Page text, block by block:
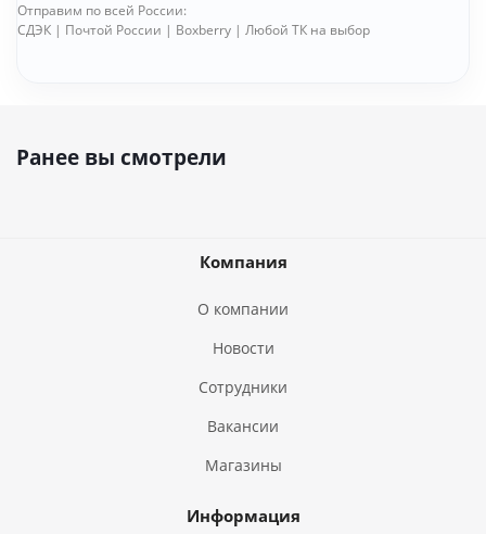
Отправим по всей России:
СДЭК | Почтой России | Boxberry | Любой ТК на выбор
Ранее вы смотрели
Компания
О компании
Новости
Сотрудники
Вакансии
Магазины
Информация